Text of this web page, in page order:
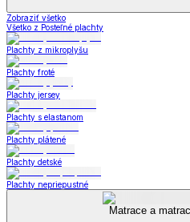
Zobraziť všetko
Všetko z Posteľné plachty
Plachty z mikroplyšu
Plachty froté
Plachty jersey
Plachty s elastanom
Plachty plátené
Plachty detské
Plachty nepriepustné
Matrace a